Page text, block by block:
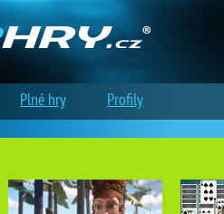
Plné hry Profily